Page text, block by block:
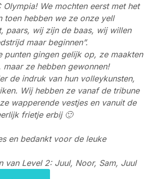
Olympia! We mochten eerst met het
toen hebben we ze onze yell
paars, wij zijn de baas, wij willen
maar beginnen”.
punten gingen gelijk op, ze maakten
maar ze hebben gewonnen!
de indruk van hun volleykunsten,
Wij hebben ze vanaf de tribune
wapperende vestjes en vanuit de
frietje erbij 🙂
en bedankt voor de leuke
van Level 2: Juul, Noor, Sam, Juul